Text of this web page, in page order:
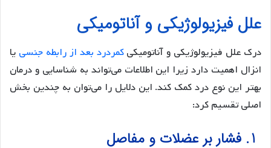
علل فیزیولوژیکی و آناتومیکی
درک علل فیزیولوژیکی و آناتومیکیکمردرد بعد از رابطه جنسی یا
انزال اهمیت دارد زیرا این اطلاعات می‌تواند به شناسایی و درمان
بهتر این نوع درد کمک کند. این دلایل را می‌توان به چندین بخش
اصلی تقسیم کرد: